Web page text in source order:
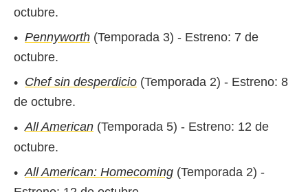
octubre.
Pennyworth (Temporada 3) - Estreno: 7 de
octubre.
Chef sin desperdicio (Temporada 2) - Estreno: 8
de octubre.
All American (Temporada 5) - Estreno: 12 de
octubre.
All American: Homecoming (Temporada 2) -